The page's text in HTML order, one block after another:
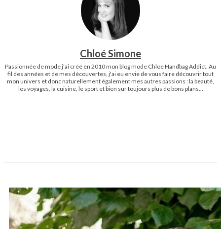
Chloé Simone
Passionnée de mode j'ai créé en 2010 mon blog mode Chloe Handbag Addict. Au
fil des années et de mes découvertes, j'ai eu envie de vous faire découvrir tout
mon univers et donc naturellement également mes autres passions : la beauté,
les voyages, la cuisine, le sport et bien sur toujours plus de bons plans...